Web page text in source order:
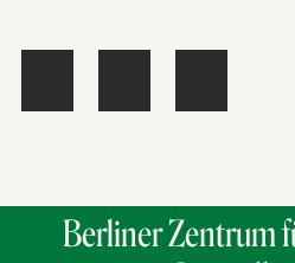
Berliner Zentrum